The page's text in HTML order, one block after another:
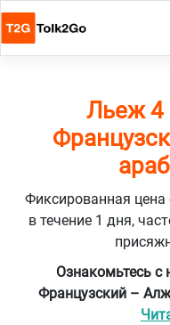
Льеж 4
Фиксированная цена
в течение 1 дня,
Ознакомьтесь
Французский –